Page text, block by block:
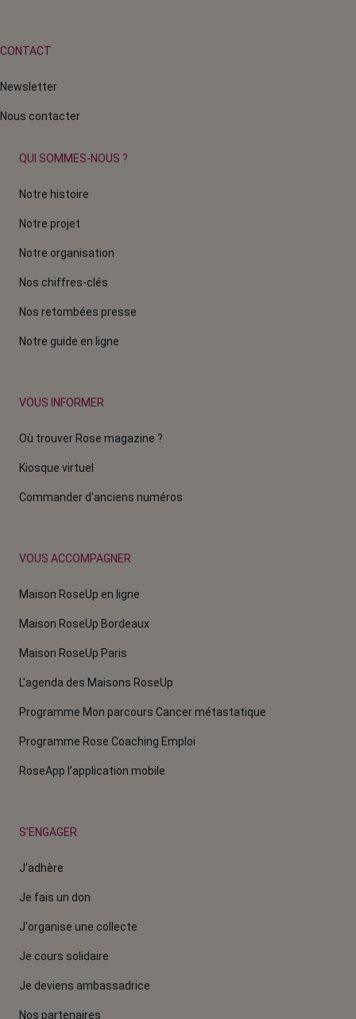
CONTACT
Newsletter
Nous contacter
QUI SOMMES-NOUS ?
Notre histoire
Notre projet
Notre organisation
Nos chiffres-clés
Nos retombées presse
Notre guide en ligne
VOUS INFORMER
Où trouver Rose magazine ?
Kiosque virtuel
Commander d'anciens numéros
VOUS ACCOMPAGNER
Maison RoseUp en ligne
Maison RoseUp Bordeaux
Maison RoseUp Paris
L'agenda des Maisons RoseUp
Programme Mon parcours Cancer métastatique
Programme Rose Coaching Emploi
RoseApp l’application mobile
S'ENGAGER
J'adhère
Je fais un don
J'organise une collecte
Je cours solidaire
Je deviens ambassadrice
Nos partenaires